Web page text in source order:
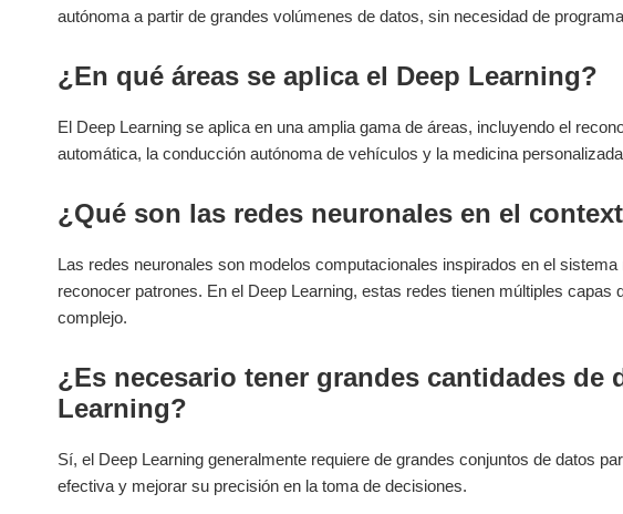
autónoma​ a partir⁣ de grandes‍ volúmenes de ‍datos, sin necesidad de
¿En qué ‌áreas se aplica el Deep Learning?
El ‌Deep Learning se aplica en una amplia gama de áreas, incluyendo el
automática, ​la conducción autónoma de vehículos y ⁣la‌ medicina
¿Qué son⁢ las redes neuronales en el
Las redes neuronales son modelos computacionales inspirados⁢ en el
reconocer patrones. En⁣ el Deep‍ Learning, estas redes tienen múltiples capas
complejo.
¿Es necesario tener grandes cantidades de⁤
Learning?
Sí, el Deep Learning‍ generalmente requiere de ‌grandes conjuntos de datos
efectiva y mejorar su precisión en la toma ⁢de decisiones.